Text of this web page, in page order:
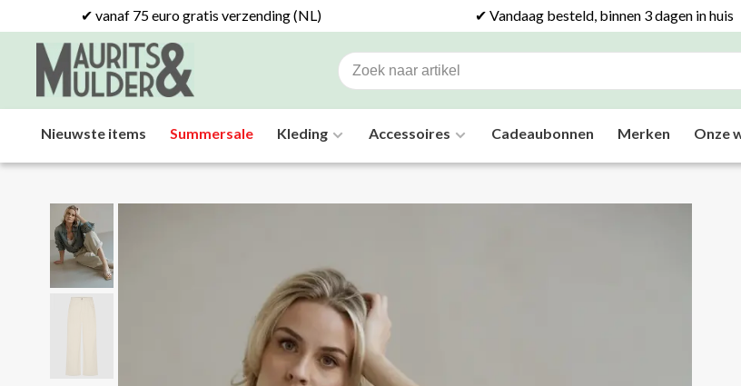
✔ vanaf 75 euro gratis verzending (NL) ✔ Vandaag besteld, binnen 3 dagen in huis
Nieuwste items Summersale Kleding Accessoires Cadeaubonnen Merken Onze